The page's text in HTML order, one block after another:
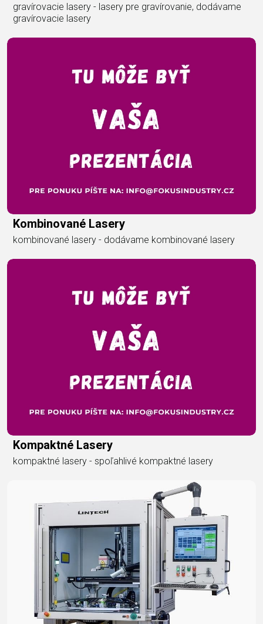
gravírovacie lasery - lasery pre gravírovanie, dodávame
gravírovacie lasery
Kombinované Lasery
kombinované lasery - dodávame kombinované lasery
Kompaktné Lasery
kompaktné lasery - spoľahlivé kompaktné lasery